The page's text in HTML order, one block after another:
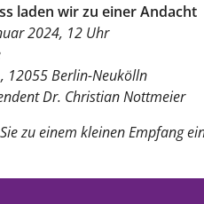
laden wir zu einer Andacht
2024, 12 Uhr
12055 Berlin-Neukölln
Dr. Christian Nottmeier
zu einem kleinen Empfang